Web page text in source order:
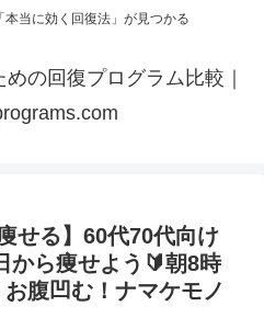
当に効く回復法」が見つかる
の回復プログラム比較｜
せる】60代70代向け
から痩せよう🔰朝8時
腹凹む！ナマケモノ